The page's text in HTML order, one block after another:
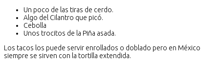
Un poco de las tiras de cerdo.
Algo del Cilantro que picó.
Cebolla
Unos trocitos de la Piña asada.
Los tacos los puede servir enrollados o doblado pero en México
siempre se sirven con la tortilla extendida.